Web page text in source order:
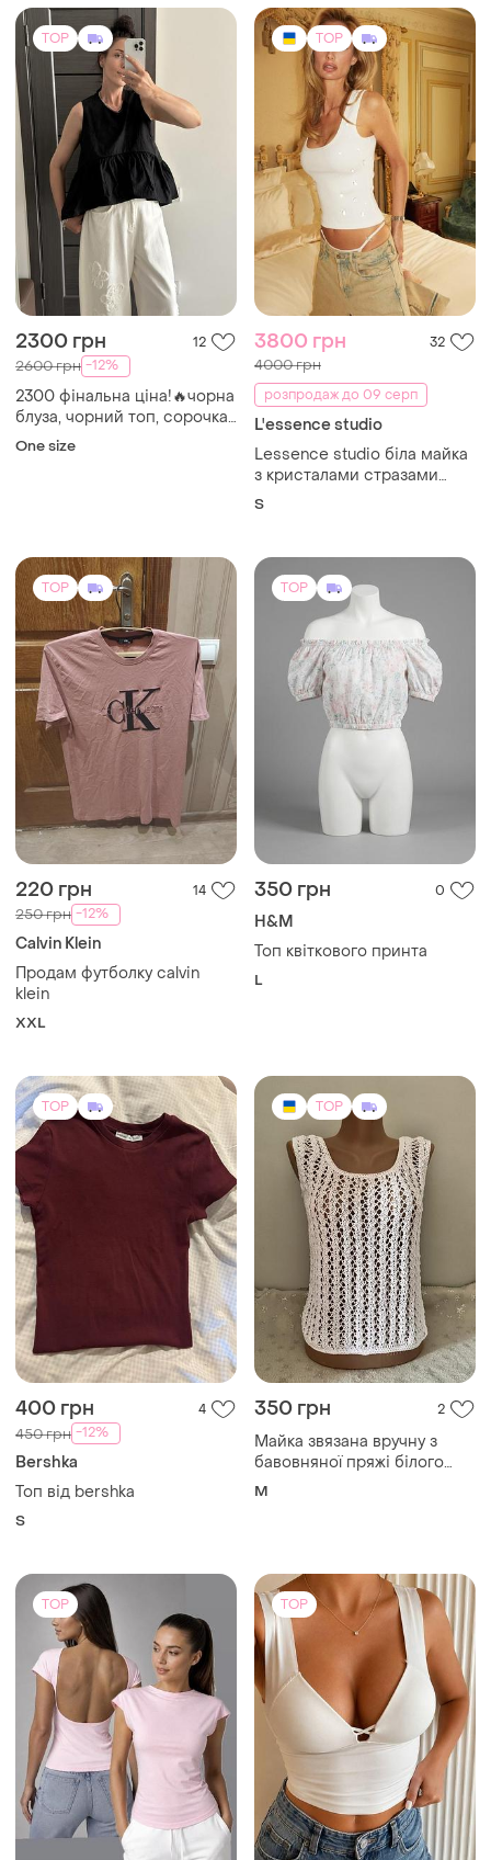
TOP
2300 грн 12
2600 грн -12%
2300 фінальна ціна!🔥чорна
блуза, чорний топ, сорочка
з баскою, корея
One size
TOP
3800 грн 32
4000 грн
розпродаж до 09 серп
L'essence studio
Lessence studio біла майка
з кристалами стразами
футболка топ лесенс tank
S
TOP
220 грн 14
250 грн -12%
Calvin Klein
Продам футболку calvin
klein
XXL
TOP
350 грн 0
H&M
Топ квіткового принта
L
TOP
400 грн 4
450 грн -12%
Bershka
Топ від bershka
S
TOP
350 грн 2
Майка звязана вручну з
бавовняної пряжі білого
кольору.
M
TOP TOP